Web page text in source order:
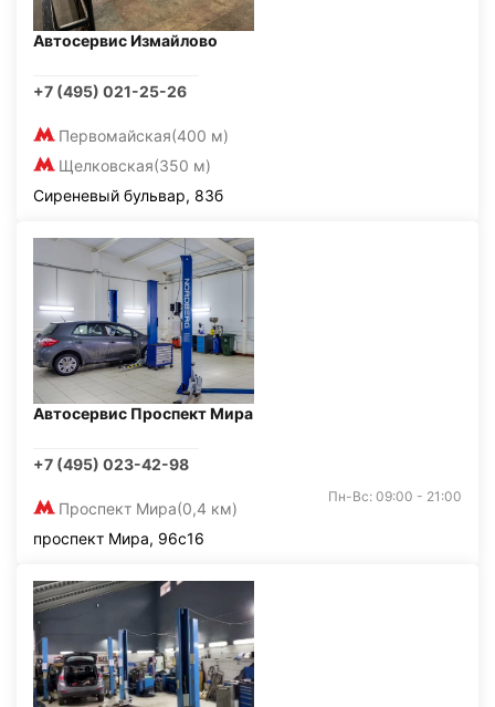
Автосервис Измайлово
+7 (495) 021-25-26
Первомайская(400 м)
Щелковская(350 м)
Сиреневый бульвар, 83б
Автосервис Проспект Мира
+7 (495) 023-42-98
Проспект Мира(0,4 км)
Пн-Вс: 09:00 - 21:00
проспект Мира, 96с16